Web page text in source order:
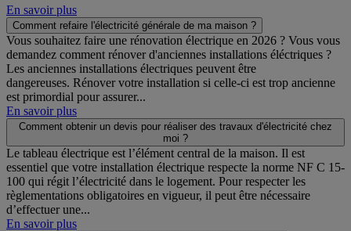
En savoir plus
Comment refaire l'électricité générale de ma maison ?
Vous souhaitez faire une rénovation électrique en 2026 ? Vous vous
demandez comment rénover d'anciennes installations éléctriques ?
Les anciennes installations électriques peuvent être
dangereuses. Rénover votre installation si celle-ci est trop ancienne
est primordial pour assurer...
En savoir plus
Comment obtenir un devis pour réaliser des travaux d'électricité chez
moi ?
Le tableau électrique est l’élément central de la maison. Il est
essentiel que votre installation électrique respecte la norme NF C 15-
100 qui régit l’électricité dans le logement. Pour respecter les
règlementations obligatoires en vigueur, il peut être nécessaire
d’effectuer une...
En savoir plus